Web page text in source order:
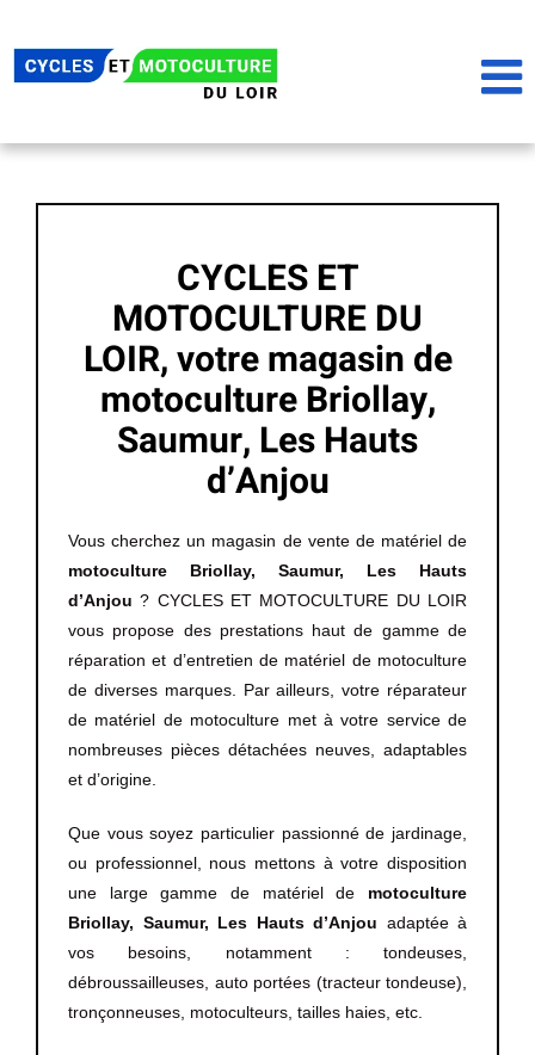
au
contenu
CYCLES ET
MOTOCULTURE DU
LOIR, votre magasin de
motoculture Briollay,
Saumur, Les Hauts
d’Anjou
Vous cherchez un magasin de vente de matériel de
motoculture
Briollay, Saumur, Les Hauts
d’Anjou? CYCLES ET MOTOCULTURE DU LOIR
vous propose des prestations haut de gamme de
réparation et d’entretien de matériel de motoculture
de diverses marques. Par ailleurs, votre réparateur
de matériel de motoculture met à votre service de
nombreuses pièces détachées neuves, adaptables
et d’origine.
Que vous soyez particulier passionné de jardinage,
ou professionnel, nous mettons à votre disposition
une large gamme de matériel de motoculture
Briollay, Saumur, Les Hauts d’Anjou adaptée à
vos besoins, notamment : tondeuses,
débroussailleuses, auto portées (tracteur tondeuse),
tronçonneuses, motoculteurs, tailles haies, etc.